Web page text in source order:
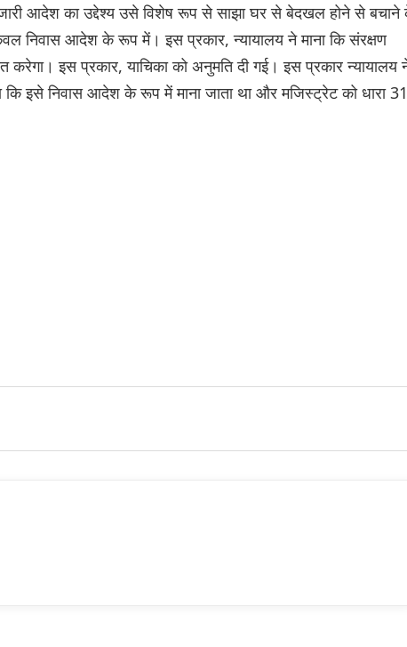
जारी आदेश का उद्देश्य उसे विशेष रूप से साझा घर से बेदखल होने से
निवास आदेश के रूप में। इस प्रकार, न्यायालय ने माना कि संरक्षण
इस प्रकार, याचिका को अनुमति दी गई। इस प्रकार न्यायालय
इसे निवास आदेश के रूप में माना जाता था और मजिस्ट्रेट को धारा 31